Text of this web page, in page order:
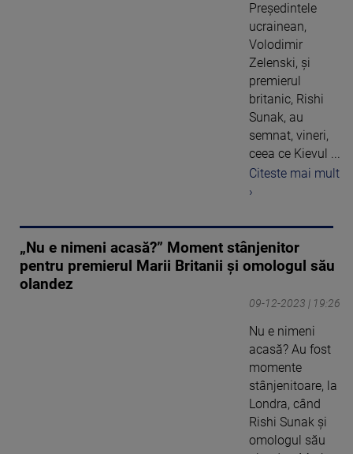
Preşedintele
ucrainean,
Volodimir
Zelenski, şi
premierul
britanic, Rishi
Sunak, au
semnat, vineri,
ceea ce Kievul ...
Citeste mai mult
›
„Nu e nimeni acasă?” Moment stânjenitor
pentru premierul Marii Britanii și omologul său
olandez
09-12-2023 | 19:26
Nu e nimeni
acasă? Au fost
momente
stânjenitoare, la
Londra, când
Rishi Sunak și
omologul său